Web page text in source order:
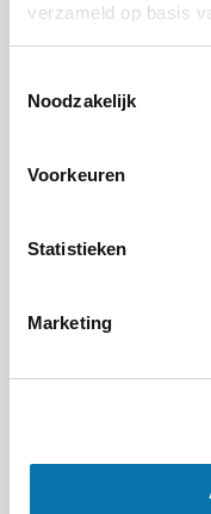
verzameld op basis
Noodzakelijk
Voorkeuren
Statistieken
Marketing
Seoul is een
infrastructuur, maar
wel om enige lokale
zakenreizigers
Download vooraf
Naver Maps of